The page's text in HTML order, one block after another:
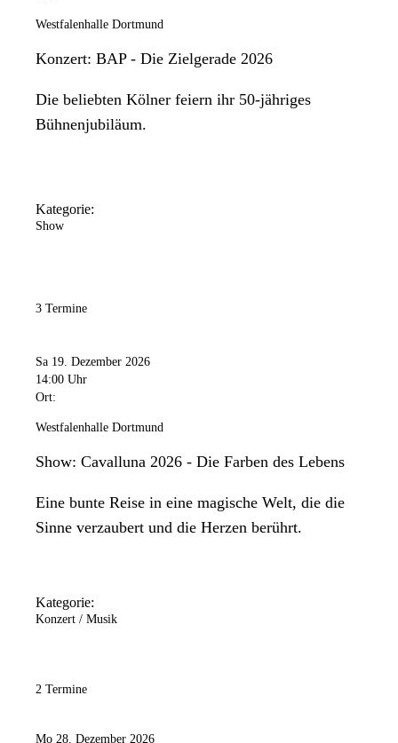
Westfalenhalle Dortmund
Konzert: BAP - Die Zielgerade 2026
Die beliebten Kölner feiern ihr 50-jähriges
Bühnenjubiläum.
Kategorie:
Show
3 Termine
Sa 19. Dezember 2026
14:00 Uhr
Ort:
Westfalenhalle Dortmund
Show: Cavalluna 2026 - Die Farben des Lebens
Eine bunte Reise in eine magische Welt, die die
Sinne verzaubert und die Herzen berührt.
Kategorie:
Konzert / Musik
2 Termine
Mo 28. Dezember 2026